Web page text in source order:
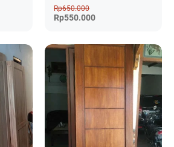
Rp650.000
Rp550.000